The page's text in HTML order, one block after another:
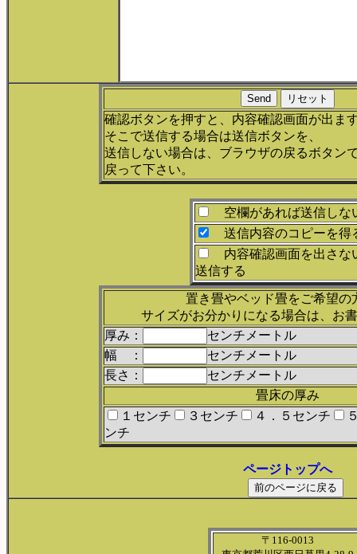
確認ボタンを押すと、内容確認画面が出ま
そこで送信する場合は送信ボタンを、
送信しない場合は、ブラウザの戻るボタン
戻って下さい。
空欄があれば送信しな
送信内容のコピーを得
内容確認画面を出さな
送信する
置き畳やベッド畳をご希望の
サイズがお分かりになる場合は、お
厚み：
センチメートル
幅 ：
センチメートル
長さ：
センチメートル
畳床の厚み
１センチ
３センチ ４．５センチ
ンチ
ページトップへ
〒116-0013